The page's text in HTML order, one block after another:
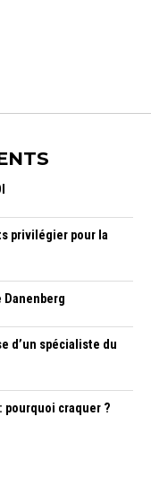
privilégier pour la
Danenberg
d’un spécialiste du
pourquoi craquer ?